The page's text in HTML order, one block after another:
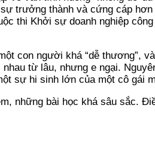
trưởng thành và cứng cáp
thi Khởi sự doanh nghiệp
con người khá “dễ thương”,
từ lâu, nhưng e ngại.
sự hi sinh lớn của một cô gái
những bài học khá sâu sắc.